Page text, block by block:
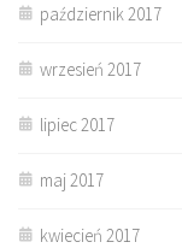
październik 2017
wrzesień 2017
lipiec 2017
maj 2017
kwiecień 2017